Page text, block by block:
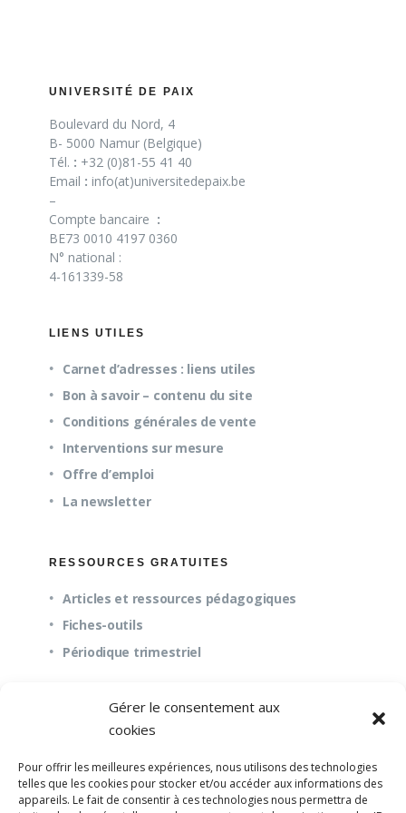
Gérer le consentement aux
cookies
Pour offrir les meilleures expériences, nous utilisons des technologies
telles que les cookies pour stocker et/ou accéder aux informations des
appareils. Le fait de consentir à ces technologies nous permettra de
UNIVERSITÉ DE PAIX
Boulevard du Nord, 4
B- 5000 Namur (Belgique)
Tél. : +32 (0)81-55 41 40
Email : info(at)universitedepaix.be
–
Compte bancaire :
BE73 0010 4197 0360
N° national :
4-161339-58
LIENS UTILES
Carnet d’adresses : liens utiles
Bon à savoir – contenu du site
Conditions générales de vente
Interventions sur mesure
Offre d’emploi
La newsletter
RESSOURCES GRATUITES
Articles et ressources pédagogiques
Fiches-outils
Périodique trimestriel
QUESTIONS FRÉQUENTES
Questions fréquentes (FAQ)
Mission et pédagogie